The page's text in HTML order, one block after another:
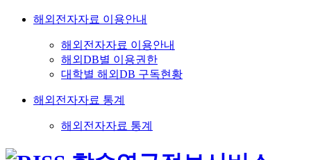
해외전자자료 이용안내
해외전자자료 이용안내
해외DB별 이용권한
대학별 해외DB 구독현황
해외전자자료 통계
해외전자자료 통계